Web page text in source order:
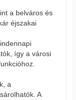
a belváros és
éjszakai
így a városi
a
A